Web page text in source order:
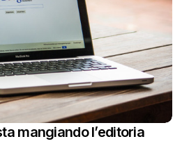
mangiando l’editoria